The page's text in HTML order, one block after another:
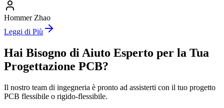
Hommer Zhao
Leggi di Più
Hai Bisogno di Aiuto Esperto per la Tua
Progettazione PCB?
Il nostro team di ingegneria è pronto ad assisterti con il tuo progetto
PCB flessibile o rigido-flessibile.